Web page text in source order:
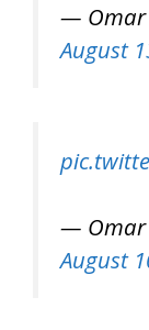
— Omar
August
— Omar
August